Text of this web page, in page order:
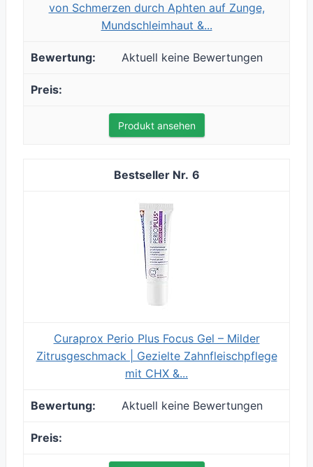
von Schmerzen durch Aphten auf Zunge,
Mundschleimhaut &...
Aktuell keine Bewertungen
Produkt ansehen
6
Curaprox Perio Plus Focus Gel – Milder
Zitrusgeschmack | Gezielte Zahnfleischpflege
mit CHX &...
Aktuell keine Bewertungen